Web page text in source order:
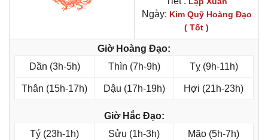
Ngày: Kim Quỹ Hoàng Đạo
( Tốt )
Giờ Hoàng Đạo:
Dần (3h-5h)
Thìn (7h-9h) Tỵ (9h-11h)
Thân (15h-17h) Dậu (17h-19h) Hợi (21h-23h)
Giờ Hắc Đạo:
Tý (23h-1h)
Sửu (1h-3h) Mão (5h-7h)